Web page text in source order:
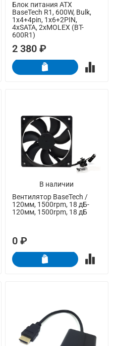
Блок питания ATX
BaseTech R1, 600W, Bulk,
1x4+4pin, 1x6+2PIN,
4xSATA, 2xMOLEX (BT-
600R1)
2 380 ₽
В наличии
Вентилятор BaseTech /
120мм, 1500rpm, 18 дБ-
120мм, 1500rpm, 18 дБ
0 ₽